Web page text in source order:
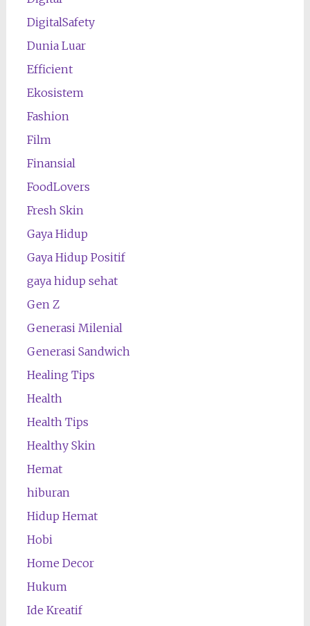
DigitalSafety
Dunia Luar
Efficient
Ekosistem
Fashion
Film
Finansial
FoodLovers
Fresh Skin
Gaya Hidup
Gaya Hidup Positif
gaya hidup sehat
Gen Z
Generasi Milenial
Generasi Sandwich
Healing Tips
Health
Health Tips
Healthy Skin
Hemat
hiburan
Hidup Hemat
Hobi
Home Decor
Hukum
Ide Kreatif